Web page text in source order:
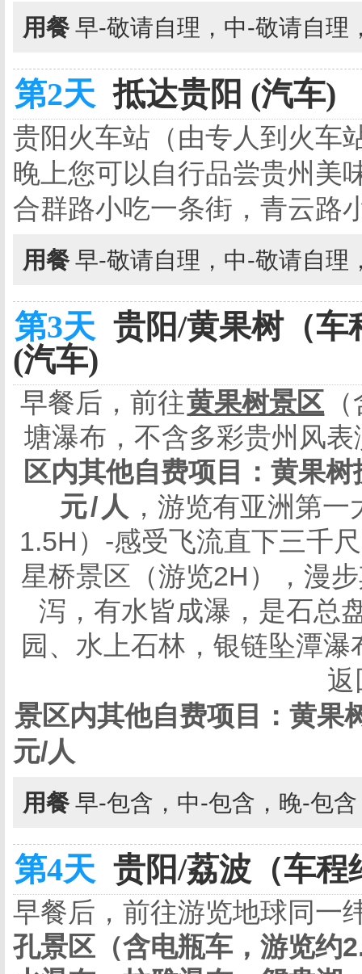
用餐 早-敬请自理，中-敬请自理
第2天 抵达贵阳 (汽车)
贵阳火车站（由专人到火车
晚上您可以自行品尝贵州美
合群路小吃一条街，青云路
用餐 早-敬请自理，中-敬请自理
第3天 贵阳/黄果树（车
(汽车)
早餐后，前往黄果树景区
塘瀑布，不含多彩贵州风
区内其他自费项目：黄果
元/ 人 ，游览有亚洲第
1.5H）-感受飞流直下三千
星桥景区（游览2H），漫
泻，有水皆成瀑，是石总
园、水上石林，银链坠潭
返
景区内其他自费项目：黄果
元/人
用餐 早-包含，中-包含，晚-包
第4天 贵阳/荔波（车程
早餐后，前往游览地球同一
孔景区（含电瓶车，游览约